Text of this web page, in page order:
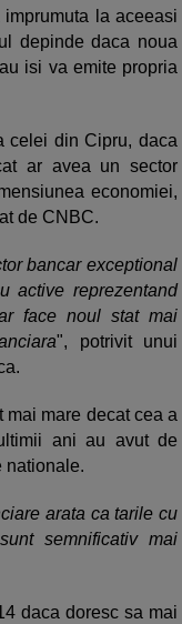
la aceeasi
depinde daca noua
isi va emite propria
celei din Cipru, daca
ar avea un sector
economiei,
de CNBC.
bancar exceptional
active reprezentand
face noul stat mai
", potrivit unui
mai mare decat cea a
ani au avut de
nationale.
arata ca tarile cu
semnificativ mai
daca doresc sa mai